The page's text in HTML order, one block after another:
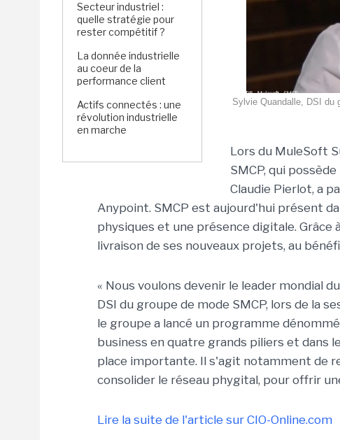
Secteur industriel :
quelle stratégie pour
rester compétitif ?
La donnée industrielle
au coeur de la
performance client
Actifs connectés : une
révolution industrielle
en marche
Sylvie Quandalle, DSI du
Lors du MuleSoft
SMCP, qui
Claudie Pierlot, a
Anypoint. SMCP est aujourd'hui présent
physiques et une présence digitale. Grâce
livraison de ses nouveaux projets, au
« Nous voulons devenir le leader mondial
DSI du groupe de mode SMCP, lors de la
le groupe a lancé un programme
business en quatre grands piliers et dans
place importante. Il s'agit notamment de
consolider le réseau phygital, pour offrir
Lire la suite de l'article sur CIO-Online.com